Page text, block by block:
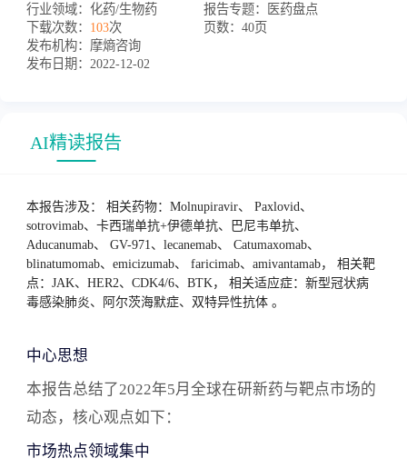
疾病领域和治疗技术。国内新药注册申报数量保持
活跃，但创新药投融资热度有所下降，这可能与投
资机构投资逻辑变化和疫情影响有关。 主要内容 本
领域扫描 阿尔茨海默病市场分析 阿尔茨海默病(AD)
增长。现有治疗药物只能延缓疾病进展，无法根
治，且副作用显著。尽管研发投入巨大，但AD药物
研发失败率极高(高达99.6%)，大型药企频频受挫。
本月重要资讯包括FDA批准首款用于早期发现AD相
关淀粉样蛋白斑块的体外诊断检测、卫材完成向FDA
谷制药九期一®国际3期临床试验被传停止等。根据
摩熵医药数据，全球共有2145个阿尔茨海默病研发
药物，但处于研究终止状态或无后续进展的药物占
比高达61.45%。 新型冠状病毒感染肺炎市场分析 新
冠肺炎疫情持续反复，奥密克戎变异株成为主要流
行业领域： 化药/生物药 报告专题：
医药盘点
下载次数： 103次 页数： 40页
发布机构： 摩熵咨询
发布日期： 2022-12-02
AI精读报告
本报告涉及： 相关药物：Molnupiravir、 Paxlovid、
sotrovimab、卡西瑞单抗+伊德单抗、巴尼韦单抗、
Aducanumab、 GV-971、lecanemab、 Catumaxomab、
blinatumomab、emicizumab、 faricimab、amivantamab， 相关靶
点：JAK、HER2、CDK4/6、BTK， 相关适应症：新型冠状病
毒感染肺炎、阿尔茨海默症、双特异性抗体 。
中心思想
本报告总结了2022年5月全球在研新药与靶点市场的
动态，核心观点如下：
市场热点领域集中